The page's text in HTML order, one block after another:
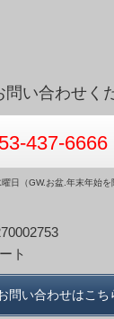
問い合わせく
437-6666
（GW.お盆.年末年始を
ト
問い合わせはこち